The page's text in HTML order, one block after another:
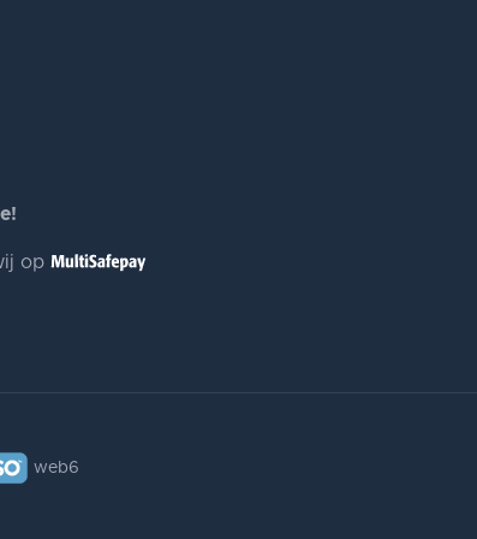
op
web6